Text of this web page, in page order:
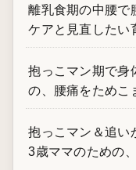
離乳食期の中腰
ケアと見直したい
抱っこマン期で
の、腰痛をためこ
抱っこマン＆追い
3歳ママのための